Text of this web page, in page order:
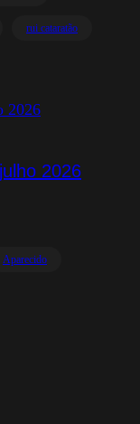
rui cataratão
2026
Aparecido